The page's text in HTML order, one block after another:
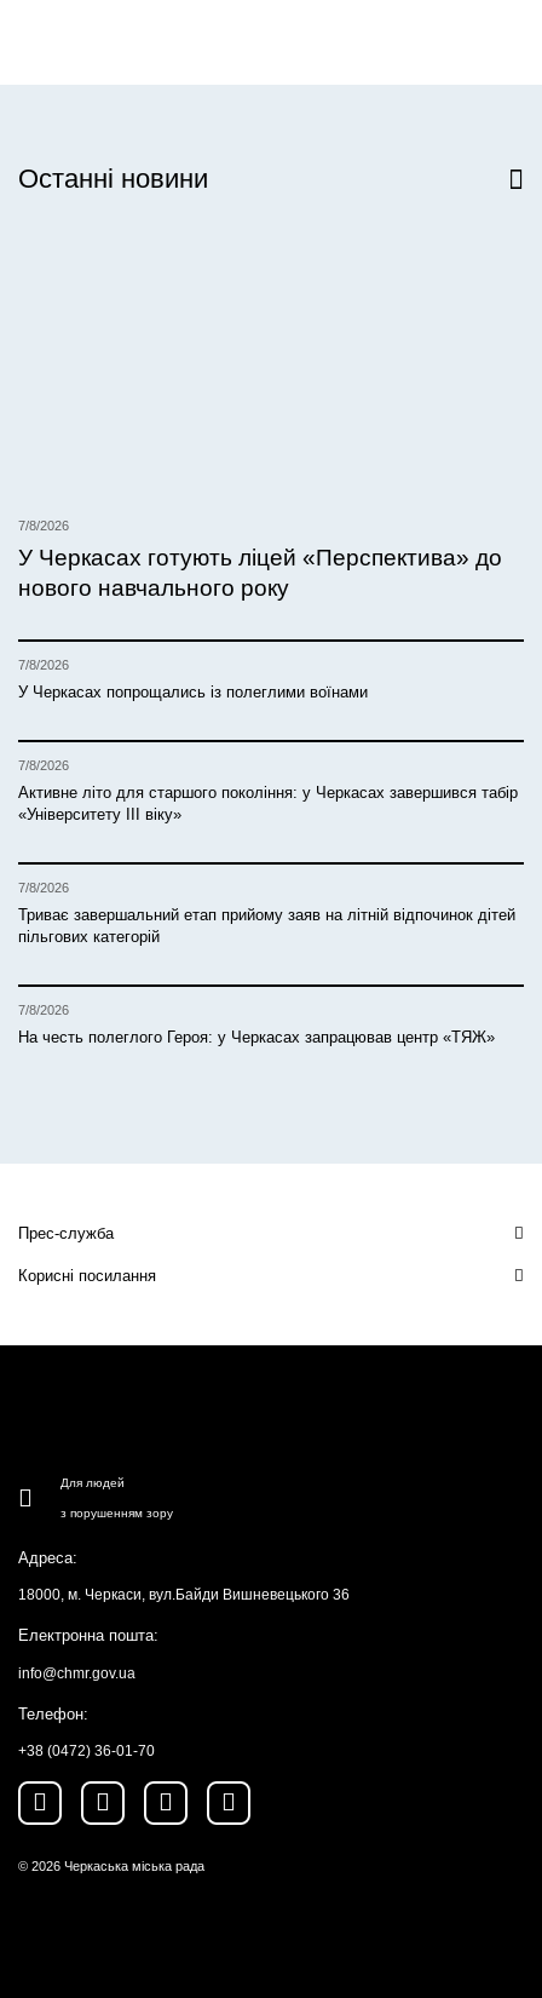
Останні новини
7/8/2026
У Черкасах готують ліцей «Перспектива» до
нового навчального року
7/8/2026
У Черкасах попрощались із полеглими воїнами
7/8/2026
Активне літо для старшого покоління: у Черкасах завершився табір
«Університету ІІІ віку»
7/8/2026
Триває завершальний етап прийому заяв на літній відпочинок дітей
пільгових категорій
7/8/2026
На честь полеглого Героя: у Черкасах запрацював центр «ТЯЖ»
Прес-служба
Корисні посилання
Для людей
з порушенням зору
Адреса:
18000, м. Черкаси, вул.Байди Вишневецького 36
Електронна пошта:
info@chmr.gov.ua
Телефон:
+38 (0472) 36-01-70
© 2026 Черкаська міська рада